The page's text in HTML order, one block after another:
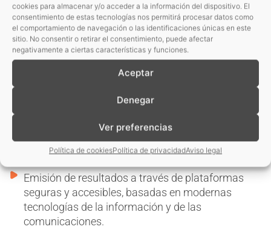
cookies para almacenar y/o acceder a la información del dispositivo. El
consentimiento de estas tecnologías nos permitirá procesar datos como
el comportamiento de navegación o las identificaciones únicas en este
sitio. No consentir o retirar el consentimiento, puede afectar
negativamente a ciertas características y funciones.
Aceptar
Denegar
Ver preferencias
Política de cookiesPolítica de privacidadAviso legal
Apoyo en la gestión de la logística de muestras
con el fin de adecuar las condiciones de recogida,
acondicionamiento, transporte y recepción de
estas
adecuadas, aunando criterios de alta fiabilidad,
costes y plazos adaptados a las necesidades de
nuestros clientes, incluso para dar respuesta a
sistemas de liberación positiva
Emisión de resultados a través de plataformas
seguras y accesibles, basadas en modernas
tecnologías de la información y de las
comunicaciones.